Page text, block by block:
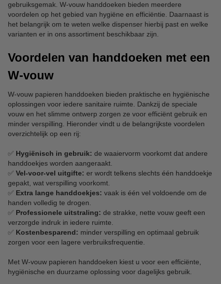
gebruiksgemak. W-vouw handdoeken bieden meerdere
voordelen op het gebied van hygiëne en efficiëntie. Daarnaast is
het belangrijk om te weten welke dispenser hierbij past en welke
varianten er in ons assortiment beschikbaar zijn.
Voordelen van handdoeken met een
W-vouw
W-vouw papieren handdoeken bieden praktische en hygiënische
oplossingen voor iedere sanitaire ruimte. Dankzij de speciale
vouw en het slimme ontwerp zorgen ze voor efficiënt gebruik en
minder verspilling. Hieronder vindt u de belangrijkste voordelen
overzichtelijk op een rij:
✅ Hygiënisch in gebruik: de waaiervorm voorkomt dat andere
handdoekjes worden aangeraakt.
✅ Vel-voor-vel uitgifte: er wordt telkens slechts één handdoekje
gepakt, wat verspilling voorkomt.
✅ Extra lange handdoekjes: vaak is één vel voldoende om de
handen volledig te drogen.
✅ Professionele uitstraling: de strakke, nette vouw geeft een
verzorgde indruk in iedere ruimte.
✅ Kostenbesparend: minder verspilling en optimaal gebruik
zorgen voor een lagere verbruiksfrequentie.
Met W-vouw papieren handdoeken kiest u voor een efficiënte,
hygiënische en duurzame oplossing voor dagelijks gebruik.